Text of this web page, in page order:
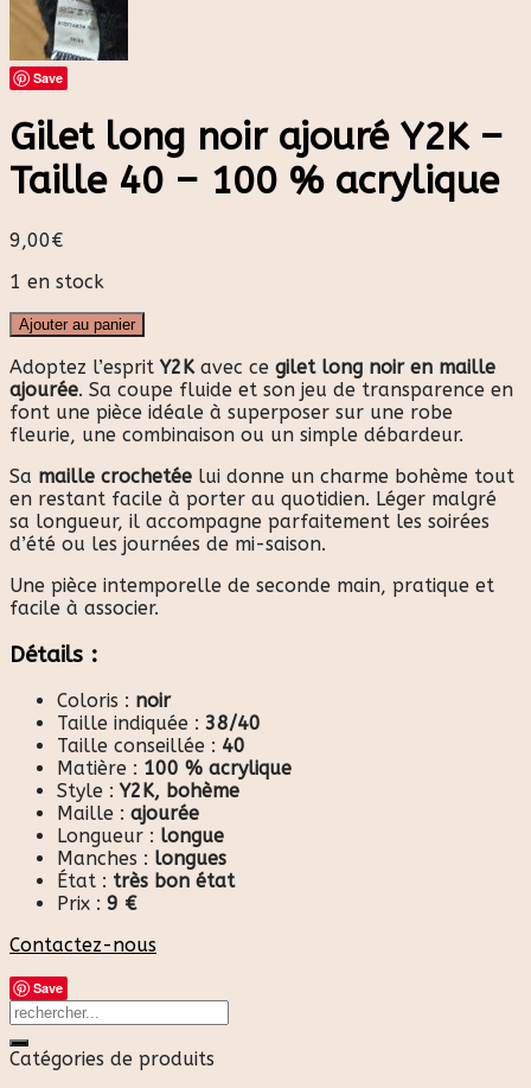
Save
Gilet long noir ajouré Y2K –
Taille 40 – 100 % acrylique
9,00€
1 en stock
Ajouter au panier
Adoptez l’espritY2Kavec ce gilet long noir en maille
ajourée. Sa coupe fluide et son jeu de transparence en
font une pièce idéale à superposer sur une robe
fleurie, une combinaison ou un simple débardeur.
Sa maille crochetée lui donne un charme bohème tout
en restant facile à porter au quotidien. Léger malgré
sa longueur, il accompagne parfaitement les soirées
d’été ou les journées de mi-saison.
Une pièce intemporelle de seconde main, pratique et
facile à associer.
Détails :
Coloris : noir
Taille indiquée : 38/40
Taille conseillée : 40
Matière : 100 % acrylique
Style :Y2K, bohème
Maille : ajourée
Longueur : longue
Manches : longues
État : très bon état
Prix : 9 €
Contactez-nous
Save
Catégories de produits